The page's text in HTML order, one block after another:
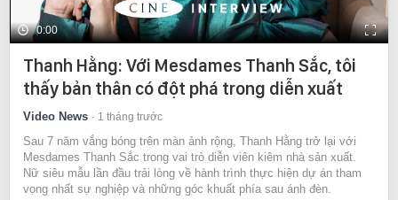
0:00
Thanh Hằng: Với Mesdames Thanh Sắc, tôi
thấy bản thân có đột phá trong diễn xuất
Video News 1 tháng trước
Sau 7 năm vắng bóng trên màn ảnh rộng, Thanh Hằng trở lại với
Mesdames Thanh Sắc trong vai trò diễn viên kiêm nhà sản xuất.
Nữ siêu mẫu lần đầu trải lòng về hành trình thực hiện dự án tham
vọng nhất sự nghiệp và những góc khuất phía sau ánh đèn.